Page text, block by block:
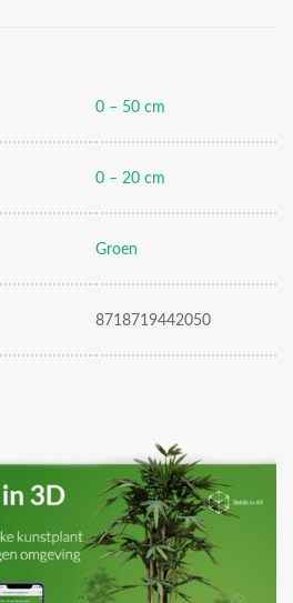
0 – 50 cm
0 – 20 cm
Groen
8718719442050